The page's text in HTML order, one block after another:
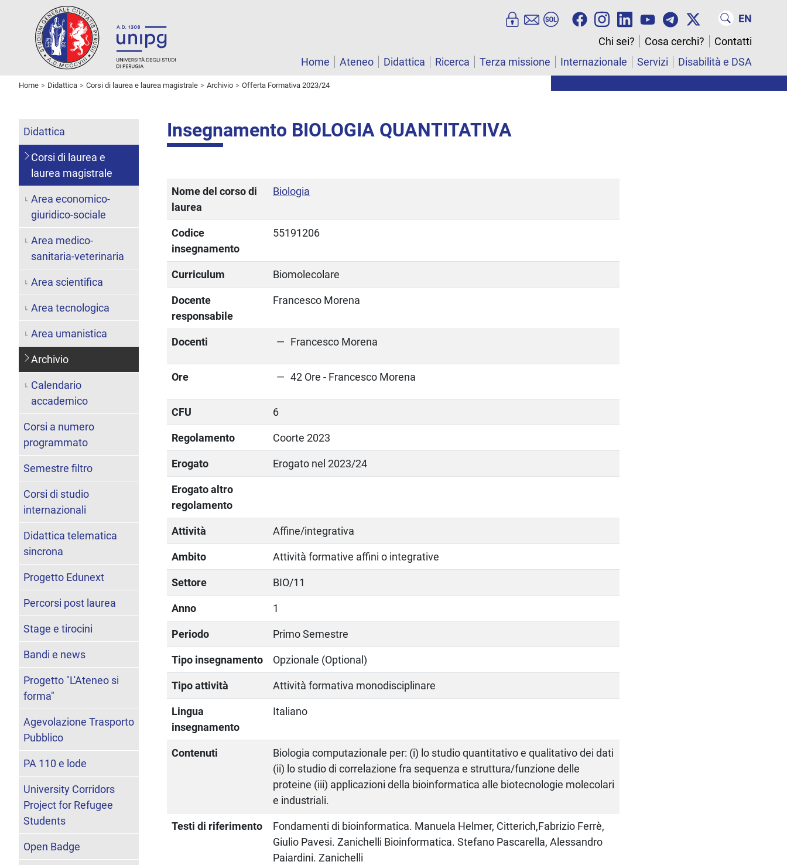
EN
Chi sei?
Cosa cerchi?
Contatti
Home
Ateneo Didattica Ricerca Terza missione Internazionale Servizi Disabilità e DSA
Home Didattica Corsi di laurea e laurea magistrale Archivio Offerta Formativa 2023/24
Insegnamento BIOLOGIA QUANTITATIVA
Nome del corso di
laurea
Biologia
Codice
insegnamento
55191206
Curriculum Biomolecolare
Docente
responsabile
Francesco Morena
Docenti Francesco Morena
Ore 42 Ore - Francesco Morena
CFU 6
Regolamento Coorte 2023
Erogato Erogato nel 2023/24
Erogato altro
regolamento
Attività Affine/integrativa
Ambito Attività formative affini o integrative
Settore BIO/11
Anno 1
Periodo Primo Semestre
Tipo insegnamento Opzionale (Optional)
Tipo attività Attività formativa monodisciplinare
Lingua
insegnamento
Italiano
Contenuti
Biologia computazionale per: (i) lo studio quantitativo e qualitativo dei dati
(ii) lo studio di correlazione fra sequenza e struttura/funzione delle
proteine (iii) applicazioni della bioinformatica alle biotecnologie molecolari
e industriali.
Testi di riferimento
Fondamenti di bioinformatica. Manuela Helmer, Citterich,Fabrizio Ferrè,
Giulio Pavesi. Zanichelli Bioinformatica. Stefano Pascarella, Alessandro
Paiardini. Zanichelli
Didattica
Corsi di laurea e
laurea magistrale
Area economico-
giuridico-sociale
Area medico-
sanitaria-veterinaria
Area scientifica
Area tecnologica
Area umanistica
Archivio
Calendario
accademico
Corsi a numero
programmato
Semestre filtro
Corsi di studio
internazionali
Didattica telematica
sincrona
Progetto Edunext
Percorsi post laurea
Stage e tirocini
Bandi e news
Progetto "L'Ateneo si
forma"
Agevolazione Trasporto
Pubblico
PA 110 e lode
University Corridors
Project for Refugee
Students
Open Badge